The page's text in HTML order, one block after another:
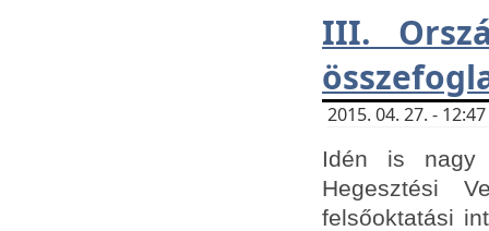
III.
2015. 04. 27. -
Idén is nagy
Hegesztési
felsőoktatási